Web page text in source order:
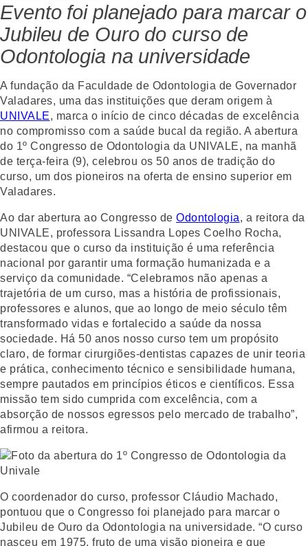
Evento foi planejado para marcar o
Jubileu de Ouro do curso de
Odontologia na universidade
A fundação da Faculdade de Odontologia de Governador
Valadares, uma das instituições que deram origem à
UNIVALE, marca o início de cinco décadas de excelência
no compromisso com a saúde bucal da região. A abertura
do 1º Congresso de Odontologia da UNIVALE, na manhã
de terça-feira (9), celebrou os 50 anos de tradição do
curso, um dos pioneiros na oferta de ensino superior em
Valadares.
Ao dar abertura ao Congresso de Odontologia, a reitora da
UNIVALE, professora Lissandra Lopes Coelho Rocha,
destacou que o curso da instituição é uma referência
nacional por garantir uma formação humanizada e a
serviço da comunidade. “Celebramos não apenas a
trajetória de um curso, mas a história de profissionais,
professores e alunos, que ao longo de meio século têm
transformado vidas e fortalecido a saúde da nossa
sociedade. Há 50 anos nosso curso tem um propósito
claro, de formar cirurgiões-dentistas capazes de unir teoria
e prática, conhecimento técnico e sensibilidade humana,
sempre pautados em princípios éticos e científicos. Essa
missão tem sido cumprida com excelência, com a
absorção de nossos egressos pelo mercado de trabalho”,
afirmou a reitora.
O coordenador do curso, professor Cláudio Machado,
pontuou que o Congresso foi planejado para marcar o
Jubileu de Ouro da Odontologia na universidade. “O curso
nasceu em 1975, fruto de uma visão pioneira e que